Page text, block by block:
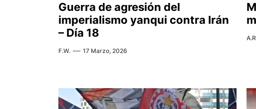
Guerra de agresión del
imperialismo yanqui contra Irán
– Día 18
F.W. 17 Marzo, 2026